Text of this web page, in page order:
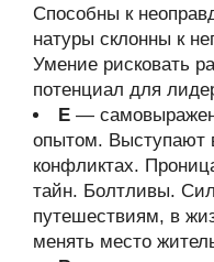
Способны к
натуры склонны к
Умение рисковать
потенциал для
Е —
опытом. Выступают
конфликтах.
тайн. Болтливы.
путешествиям, в
менять место